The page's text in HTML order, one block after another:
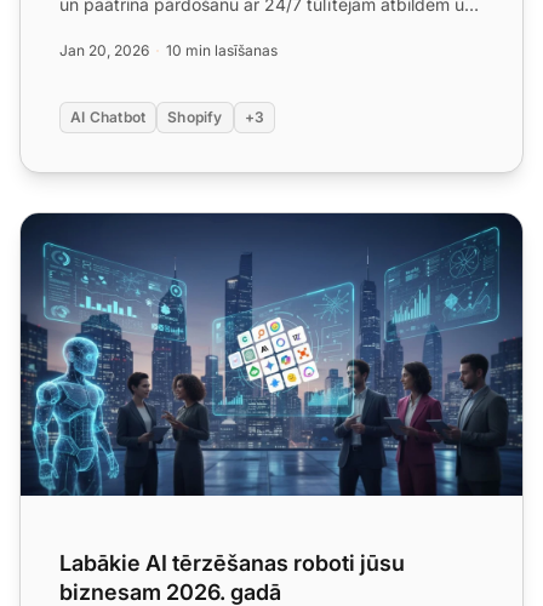
Jan 20, 2026 10 min lasīšanas
AI Chatbot Shopify +3
Labākie AI tērzēšanas roboti jūsu biznesam 2026. gadā
Labākie AI tērzēšanas roboti jūsu
biznesam 2026. gadā